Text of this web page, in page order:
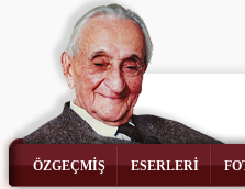
ÖZGEÇMİŞ ESERLERİ